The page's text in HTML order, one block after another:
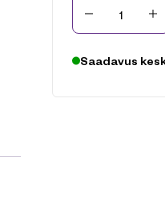
Kogus
Saadavus